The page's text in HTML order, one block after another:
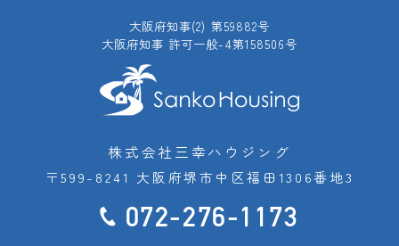
大阪府知事(2) 第59882号
大阪府知事 許可一般-4第158506号
株式会社三幸ハウジング
〒599-8241 大阪府堺市中区福田1306番地3
072-276-1173